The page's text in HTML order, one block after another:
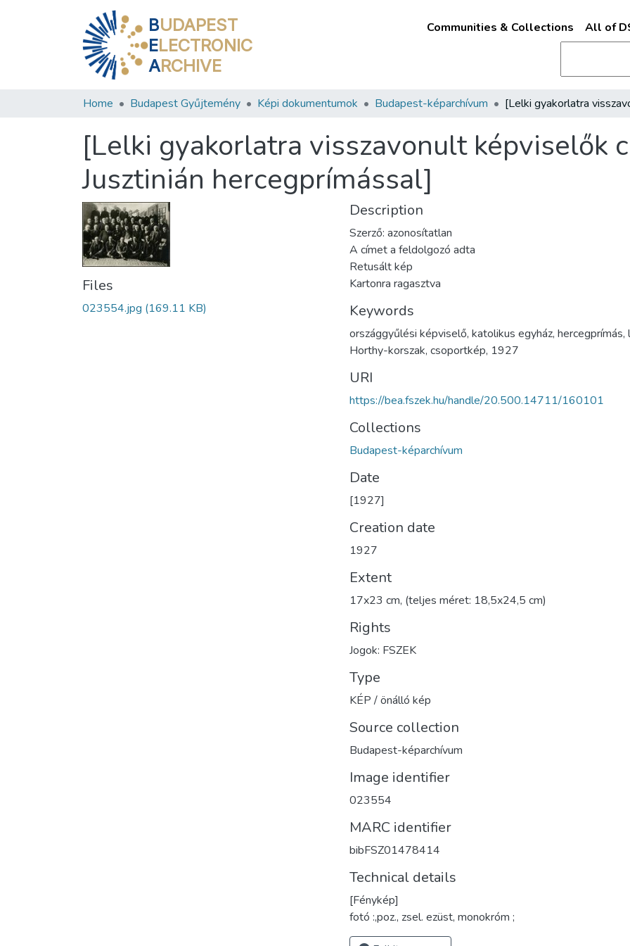
BUDAPEST
ELECTRONIC
ARCHIVE
Communities & Collections All of
Home Budapest Gyűjtemény Képi dokumentumok Budapest-képarchívum
[Lelki gyakorlatra visszavonult képviselők
Jusztinián hercegprímással]
Files
023554.jpg (169.11 KB)
Description
Szerző: azonosítatlan
A címet a feldolgozó adta
Retusált kép
Kartonra ragasztva
Keywords
országgyűlési képviselő, katolikus egyház, hercegprímás,
Horthy-korszak, csoportkép, 1927
URI
https://bea.fszek.hu/handle/20.500.14711/160101
Collections
Budapest-képarchívum
Date
[1927]
Creation date
1927
Extent
17x23 cm, (teljes méret: 18,5x24,5 cm)
Rights
Jogok: FSZEK
Type
KÉP / önálló kép
Source collection
Budapest-képarchívum
Image identifier
023554
MARC identifier
bibFSZ01478414
Technical details
[Fénykép]
fotó :,poz., zsel. ezüst, monokróm ;